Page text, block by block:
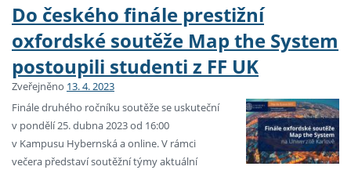
Do českého finále prestižní
oxfordské soutěže Map the System
postoupili studenti z FF UK
Zveřejněno 13. 4. 2023
Finále druhého ročníku soutěže se uskuteční
v pondělí 25. dubna 2023 od 16:00
v Kampusu Hybernská a online. V rámci
večera představí soutěžní týmy aktuální